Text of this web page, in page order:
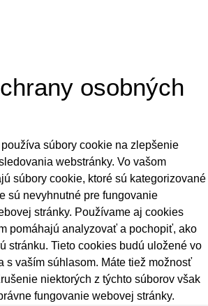
osobných
súbory cookie na zlepšenie
webstránky. Vo vašom
súbory cookie, ktoré sú kategorizované
sú nevyhnutné pre fungovanie
stránky. Používame aj cookies
pomáhajú analyzovať a pochopiť, ako
stránku. Tieto cookies budú uložené vo
s vaším súhlasom. Máte tiež možnosť
niektorých z týchto súborov však
fungovanie webovej stránky.